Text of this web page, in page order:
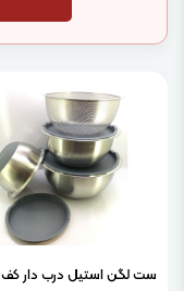
ست لگن استیل درب دار کف